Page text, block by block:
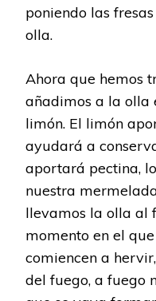
poniendo las
olla.
Ahora que hemos
añadimos a la olla
limón. El limón
ayudará a
aportará pectina,
nuestra
llevamos la olla al
momento en el
comiencen a
del fuego, a fuego